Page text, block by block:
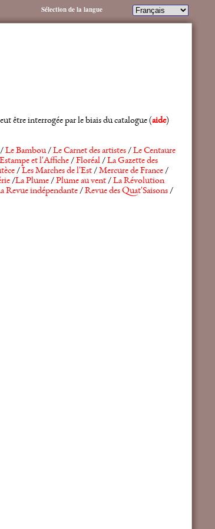
être interrogée par le biais du catalogue (aide)
/Le Bambou/Le Carnet des artistes/Le Centaure
et l'Affiche/Floréal/La Gazette des
/Les Marches de l'Est/Mercure de France/
/La Plume/Plume au vent/La Révolution
Revue indépendante/Revue des Quat'Saisons/
Sélection de la langue